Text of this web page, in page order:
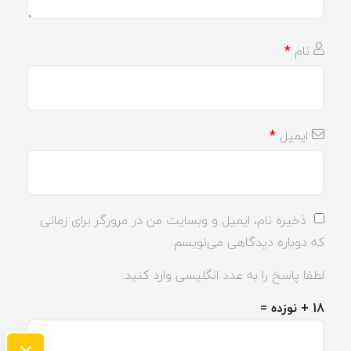
نام *
ایمیل *
ذخیره نام، ایمیل و وبسایت من در مرورگر برای زمانی
که دوباره دیدگاهی می‌نویسم.
لطفا پاسخ را به عدد انگلیسی وارد کنید:
18 + نوزده =